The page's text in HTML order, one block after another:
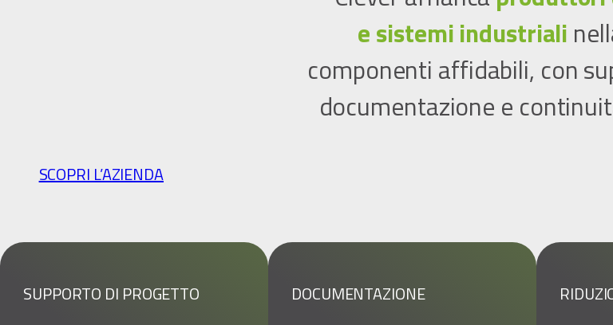
e sistemi industriali
componenti affidabili, con
documentazione e
SCOPRI L’AZIENDA
SUPPORTO DI PROGETTO DOCUMENTAZIONE